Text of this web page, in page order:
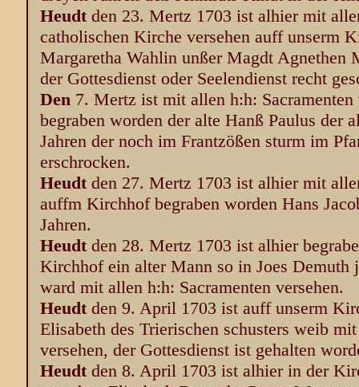
Heudt den 23. Mertz 1703 ist alhier mit
catholischen Kirche versehen auff unserm
Margaretha Wahlin unßer Magdt Agnethen
der Gottesdienst oder Seelendienst recht
Den 7. Mertz ist mit allen h:h:
begraben worden der alte Hanß Paulus der
Jahren der noch im Frantzößen sturm im
erschrocken.
Heudt den 27. Mertz 1703 ist alhier mit
auffm Kirchhof begraben worden Hans
Jahren.
Heudt den 28. Mertz 1703 ist alhier
Kirchhof ein alter Mann so in Joes Demuth
ward mit allen h:h: Sacramenten versehen.
Heudt den 9. April 1703 ist auff unserm
Elisabeth des Trierischen schusters weib
versehen, der Gottesdienst ist gehalten
Heudt den 8. April 1703 ist alhier in der